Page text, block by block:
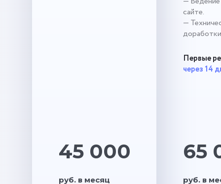
45 000
руб. в месяц
сайте.
—
Первые
через 14
65
руб. в